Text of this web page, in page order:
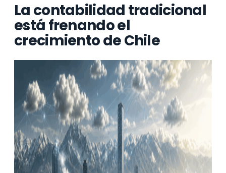
La contabilidad tradicional
está frenando el
crecimiento de Chile